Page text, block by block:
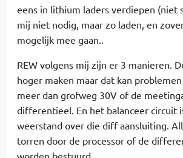
eens in lithium laders verdiepen (niet
mij niet nodig, maar zo laden, en
mogelijk mee gaan..
REW volgens mij zijn er 3 manieren.
hoger maken maar dat kan
meer dan grofweg 30V of de
differentieel. En het balanceer circuit
weerstand over die diff aansluiting.
torren door de processor of de
worden bestuurd.